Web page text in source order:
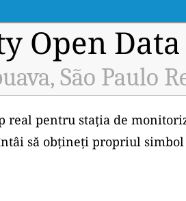
Open
São Paulo
real pentru stația de
să obțineți propriul simbol